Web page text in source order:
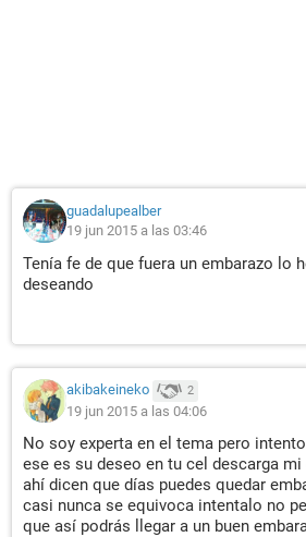
guadalupealber
19 jun 2015 a las 03:46
Tenía fe de que fuera un embarazo lo
deseando
akibakeineko 2
19 jun 2015 a las 04:06
No soy experta en el tema pero
ese es su deseo en tu cel descarga mi
ahí dicen que días puedes quedar
casi nunca se equivoca intentalo no
que así podrás llegar a un buen